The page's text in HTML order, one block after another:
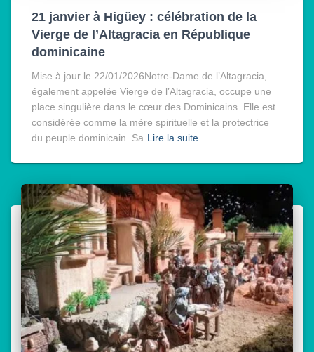
21 janvier à Higüey : célébration de la
Vierge de l’Altagracia en République
dominicaine
Mise à jour le 22/01/2026Notre-Dame de l’Altagracia,
également appelée Vierge de l’Altagracia, occupe une
place singulière dans le cœur des Dominicains. Elle est
considérée comme la mère spirituelle et la protectrice
du peuple dominicain. Sa Lire la suite…